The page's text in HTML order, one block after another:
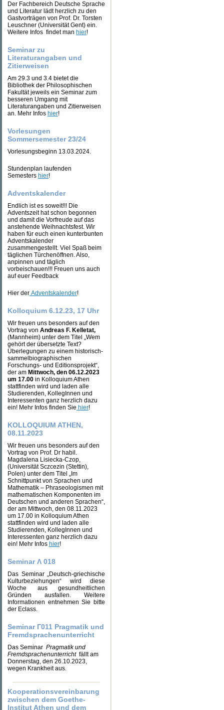
Der Fachbereich Deutsche Sprache
und Literatur lädt herzlich zu den
Gastvorträgen von Prof. Dr. Torsten
Leuschner (Universität Gent) ein.
Weitere Infos findet man hier!
Seminar zu
Literaturangaben und
Zitierweisen
Am 29.3 und 3.4 bietet die
Bibliothek der Philosophischen
Fakultät jeweils ein Seminar zum
besseren Umgang mit
Literaturangaben und Zitierweisen
an. Mehr Infos hier!
Vorlesungen
Sommersemester 23/24
Vorlesungsbeginn 13.03.2024.
Stundenplan laufenden
Semesters hier!
Adventskalender
Endlich ist es soweit!!! Die
Adventszeit hat schon begonnen
und damit die Vorfreude auf das
anstehende Weihnachtsfest. Wir
haben für euch einen kunterbunten
Adventskalender
zusammengestellt. Viel Spaß beim
täglichen Türchenöffnen. Also,
anpinnen und täglich
vorbeischauen!!! Freuen uns auch
auf euer Feedback
Hier der Adventskalender!
Kolloquium 6.12.23, 17 Uhr
Wir freuen uns besonders auf den
Vortrag von Andreas F. Kelletat,
(Mannheim) unter dem Titel „Wem
gehört der übersetzte Text?
Überlegungen zu einem historisch-
sammelbiographischen
Forschungs- und Editionsprojekt“,
der am Mittwoch, den 06.12.2023
um 17.00 in Kolloquium Athen
stattfinden wird und laden alle
Studierenden, KollegInnen und
Interessenten ganz herzlich dazu
ein! Mehr Infos finden Sie hier!
KOLLOQUIUM ATHEN,
08.11.2023
Wir freuen uns besonders auf den
Vortrag von Prof. Dr habil.
Magdalena Lisiecka-Czop,
(Universität Sczcezin (Stettin),
Polen) unter dem Titel „Im
Schnittpunkt von Sprachen und
Mathematik – Phraseologismen mit
mathematischen Komponenten im
Deutschen und anderen Sprachen“,
der am Mittwoch, den 08.11.2023
um 17.00 in Kolloquium Athen
stattfinden wird und laden alle
Studierenden, KollegInnen und
Interessenten ganz herzlich dazu
ein! Mehr Infos hier!
Seminar Λ 018
Das Seminar „Deutsch-griechische
Kulturbeziehungen“ wird diese
Woche aus gesundheitlichen
Gründen ausfallen. Weitere
Informationen entnehmen Sie bitte
der Eclass.
Seminar Γ011 Pragmatik und
Fremdsprachenunterricht
Das Seminar Pragmatik und
Fremdsprachenunterrichtfällt am
Donnerstag, den 26.10.2023,
wegen Krankheit aus.
Kooperationsvereinbarung
zwischen dem Goethe-
Institut Athen und dem